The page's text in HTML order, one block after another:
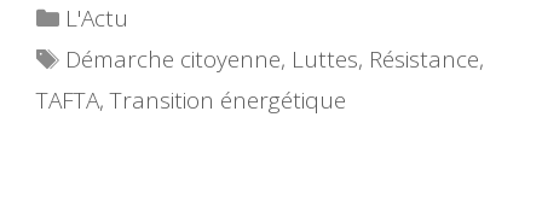
Catégories
L'Actu
Étiquettes
Démarche citoyenne, Luttes, Résistance,
TAFTA,Transition énergétique